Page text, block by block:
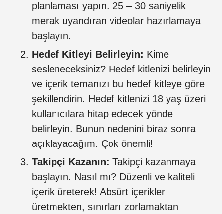
planlaması yapın. 25 – 30 saniyelik
merak uyandıran videolar hazırlamaya
başlayın.
Hedef Kitleyi Belirleyin: Kime
sesleneceksiniz? Hedef kitlenizi belirleyin
ve içerik temanızı bu hedef kitleye göre
şekillendirin. Hedef kitlenizi 18 yaş üzeri
kullanıcılara hitap edecek yönde
belirleyin. Bunun nedenini biraz sonra
açıklayacağım. Çok önemli!
Takipçi Kazanın: Takipçi kazanmaya
başlayın. Nasıl mı? Düzenli ve kaliteli
içerik üreterek! Absürt içerikler
üretmekten, sınırları zorlamaktan